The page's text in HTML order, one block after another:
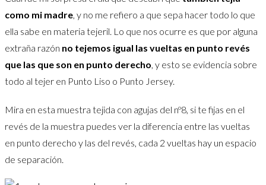
como mi madre, y no me refiero a que sepa hacer todo lo que
ella sabe en materia tejeril. Lo que nos ocurre es que por alguna
extraña razón no tejemos igual las vueltas en punto revés
que las que son en punto derecho, y esto se evidencia sobre
todo al tejer en Punto Liso o Punto Jersey.
Mira en esta muestra tejida con agujas del nº8, si te fijas en el
revés de la muestra puedes ver la diferencia entre las vueltas
en punto derecho y las del revés, cada 2 vueltas hay un espacio
de separación.